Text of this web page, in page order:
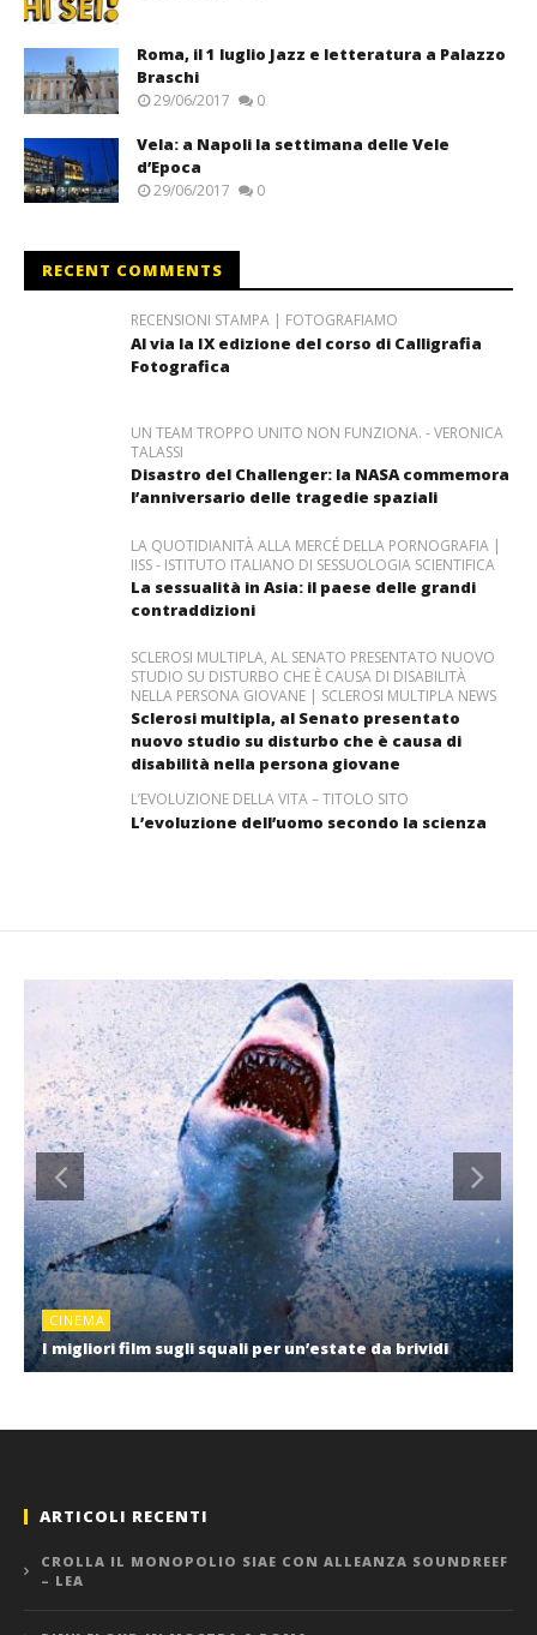
Roma, il 1 luglio Jazz e letteratura a Palazzo
Braschi
29/06/2017 0
Vela: a Napoli la settimana delle Vele
d’Epoca
29/06/2017 0
RECENT COMMENTS
RECENSIONI STAMPA | FOTOGRAFIAMO
Al via la IX edizione del corso di Calligrafia
Fotografica
UN TEAM TROPPO UNITO NON FUNZIONA. - VERONICA
TALASSI
Disastro del Challenger: la NASA commemora
l’anniversario delle tragedie spaziali
LA QUOTIDIANITÀ ALLA MERCÉ DELLA PORNOGRAFIA |
IISS - ISTITUTO ITALIANO DI SESSUOLOGIA SCIENTIFICA
La sessualità in Asia: il paese delle grandi
contraddizioni
SCLEROSI MULTIPLA, AL SENATO PRESENTATO NUOVO
STUDIO SU DISTURBO CHE È CAUSA DI DISABILITÀ
NELLA PERSONA GIOVANE | SCLEROSI MULTIPLA NEWS
Sclerosi multipla, al Senato presentato
nuovo studio su disturbo che è causa di
disabilità nella persona giovane
L’EVOLUZIONE DELLA VITA – TITOLO SITO
L’evoluzione dell’uomo secondo la scienza
CINEMA
I migliori film sugli squali per un’estate da brividi
ARTICOLI RECENTI
CROLLA IL MONOPOLIO SIAE CON ALLEANZA SOUNDREEF
– LEA